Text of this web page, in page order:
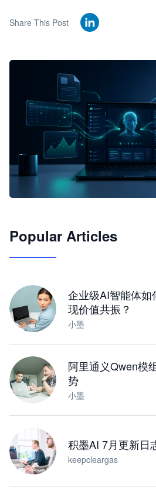
Share This Post
JimoClaw 桌面 AI Agent 工
Popular Articles
企业级AI智能体
现价值共振？
小墨
阿里通义Qwen模
势
小墨
积墨AI 7月更新日
keepcleargas